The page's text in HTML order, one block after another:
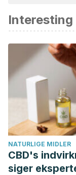
Coates, W.
L.) Seeds, Chia
Acids. InNuts
https://doi.org/
Ayerza(h), R.,
enriched chia
cholesterol
Science. https://
NATURLIGE MIDLER
CBD's
siger